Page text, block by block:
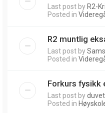
Last post by R2-
Posted in
R2 muntlig
Last post by
Posted in
Forkurs fysikk
Last post by
Posted in